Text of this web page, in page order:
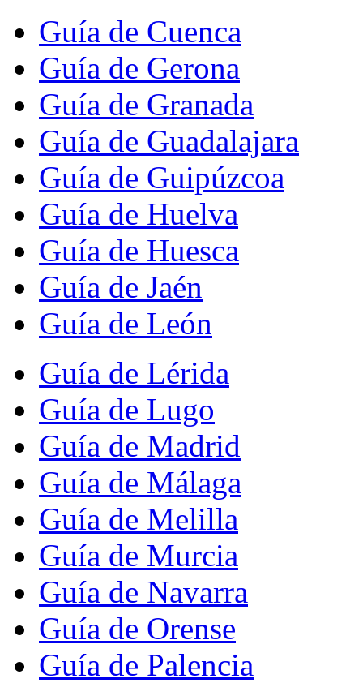
Guía de Cuenca
Guía de Gerona
Guía de Granada
Guía de Guadalajara
Guía de Guipúzcoa
Guía de Huelva
Guía de Huesca
Guía de Jaén
Guía de León
Guía de Lérida
Guía de Lugo
Guía de Madrid
Guía de Málaga
Guía de Melilla
Guía de Murcia
Guía de Navarra
Guía de Orense
Guía de Palencia